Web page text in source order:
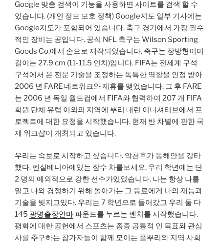
Google 맞춤 검색이 기능을 사용하면 사이트를 검색 할 수
있습니다. (개인 정보 보호 정책) Google지도 일부 기사에는
Google지도가 포함되어 있습니다. 축구 경기에서 가장 필수
적인 장비는 공입니다. 공식 NFL 축구는 Wilson Sporting
Goods Co.에서 손으로 제작되었습니다. 축구는 장방형이며
길이는 27.9 cm (11-11.5 인치)입니다. FIFA는 전세계 구석
구석에서 온 전문 기술을 조정하는 독특한 역할을 인정 받아
2006 년 FARE 네트워크와 제휴를 맺었습니다. 그 후 FARE
는 2006 년 독일 월드컵에서 FIFA와 협력하여 207 개 FIFA
회원 단체 유럽 ​​이외의 지역에 뿌리 내린 이니셔티브에서 프
로젝트에 대한 요청을 시작했습니다. 현재 반 차별에 관한 국
제 워크샵이 개최되고 있습니다.
우리는 속보로 시작하고 싶습니다. 악천후가 동해안을 강타
했다. 펜실베니아에있는 잠수 차를보세요. 우리 학년에는 단
2 명의 예외적으로 강한 선수가있었습니다. 나는 항상 나를
밀고 나와 경쟁하기 위해 돌아가는 그 동료에게 나의 재능과
기술을 빚지고있다. 우리는 7 학년으로 들어갔고 우리 둘 다
145 광명출장안마 파운드를 누르는 벤치를 시작했습니다.
평화에 대한 공헌에서 스포츠는 종종 공통적 인 목표와 관심
사를 추구하는 참가자들이 함께 모이는 풀뿌리와 지역 사회